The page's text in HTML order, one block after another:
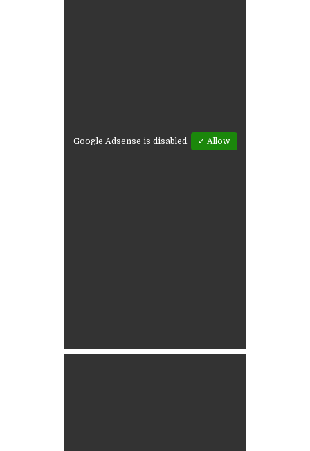
Google Adsense is disabled. ✓ Allow